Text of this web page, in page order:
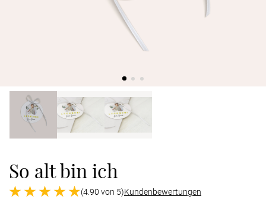
So alt bin ich
(4.90 von 5)Kundenbewertungen